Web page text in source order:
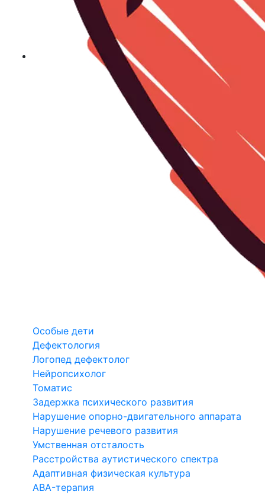
Особые дети
Дефектология
Логопед дефектолог
Нейропсихолог
Томатис
Задержка психического развития
Нарушение опорно-двигательного аппарата
Нарушение речевого развития
Умственная отсталость
Расстройства аутистического спектра
Адаптивная физическая культура
ABA-терапия